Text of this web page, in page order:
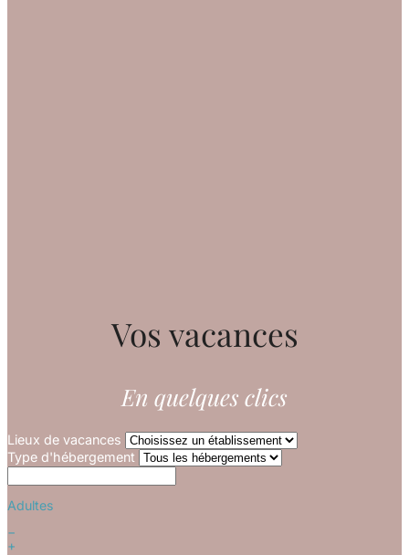
Vos vacances
En quelques clics
Lieux de vacances
Type d'hébergement
Adultes
−
+